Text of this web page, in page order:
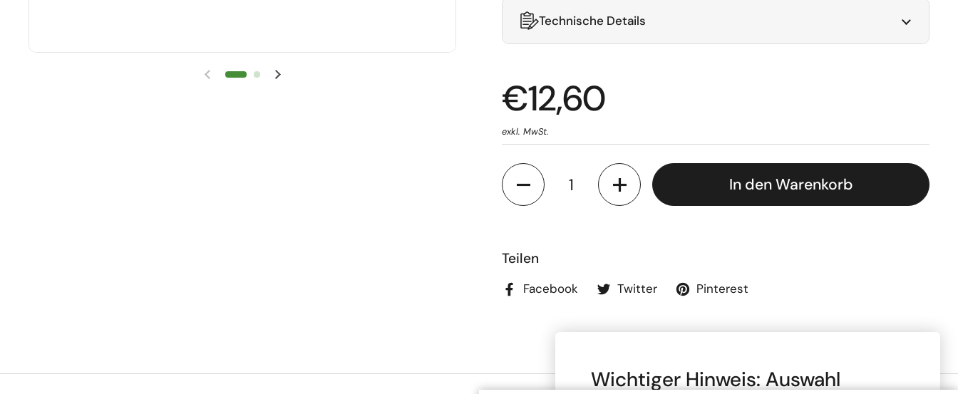
Technische Details
€12,60
exkl. MwSt.
Anzahl
In den Warenkorb
Teilen
Facebook Twitter Pinterest
Wichtiger Hinweis: Auswahl